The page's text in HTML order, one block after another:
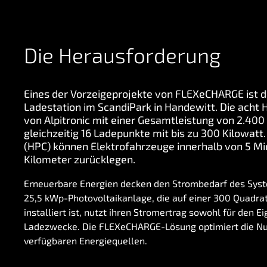
Die Herausforderung
Eines der Vorzeigeprojekte von FLEXeCHARGE
Ladestation im ScandiPark in Handewitt. Die acht
von Alpitronic mit einer Gesamtleistung von
gleichzeitig 16 Ladepunkte mit bis zu 300
(HPC) können Elektrofahrzeuge innerhalb von 5
Kilometer zurücklegen.
Erneuerbare Energien decken den Strombedarf des
25,5 kWp-Photovoltaikanlage, die auf einer 300
installiert ist, nutzt ihren Stromertrag sowohl für den
Ladezwecke. Die FLEXeCHARGE-Lösung optimiert die
verfügbaren Energiequellen.